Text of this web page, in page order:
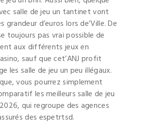
salle de jeu un tantinet vont
d’euros lors de’Ville. De
toujours pas vrai possible de
aux différents jeux en
sauf que cet’ANJ profit
les salle de jeu un peu illégaux.
vous pourrez simplement
les meilleurs salle de jeu
qui regroupe des agences
des espetrtsd.